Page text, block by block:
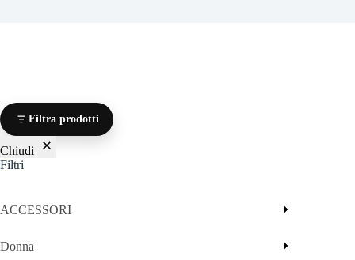
Filtra prodotti
Chiudi
Filtri
ACCESSORI
Donna